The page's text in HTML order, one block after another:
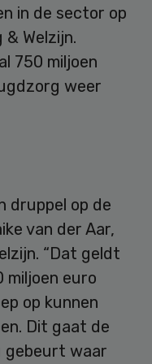
in de sector op
Welzijn.
750 miljoen
weer
druppel op de
van der Aar,
“Dat geldt
miljoen euro
op kunnen
Dit gaat de
gebeurt waar